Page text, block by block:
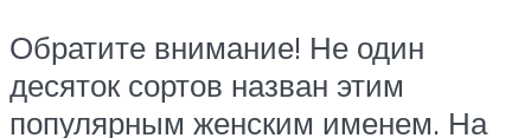
Обратите внимание! Не один
десяток сортов назван этим
популярным женским именем. На